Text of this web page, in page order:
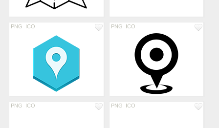
PNG ICO PNG ICO
PNG ICO PNG ICO